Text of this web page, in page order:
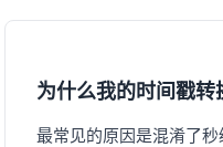
为什么我的时间戳转
最常见的原因是混淆了